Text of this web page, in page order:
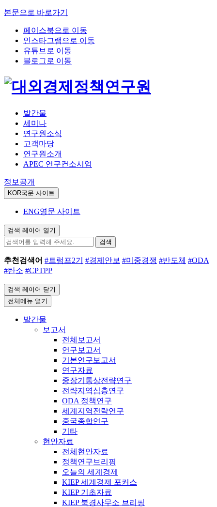
본문으로 바로가기
페이스북으로 이동
인스타그램으로 이동
유튜브로 이동
블로그로 이동
발간물
세미나
연구원소식
고객마당
연구원소개
APEC 연구컨소시엄
정보공개
KOR국문 사이트
ENG영문 사이트
검색 레이어 열기
검색
추천검색어 #트럼프2기 #경제안보 #미중경쟁 #반도체 #ODA
#탄소 #CPTPP
검색 레이어 닫기
전체메뉴 열기
발간물
보고서
전체보고서
연구보고서
기본연구보고서
연구자료
중장기통상전략연구
전략지역심층연구
ODA 정책연구
세계지역전략연구
중국종합연구
기타
현안자료
전체현안자료
정책연구브리핑
오늘의 세계경제
KIEP 세계경제 포커스
KIEP 기초자료
KIEP 북경사무소 브리핑